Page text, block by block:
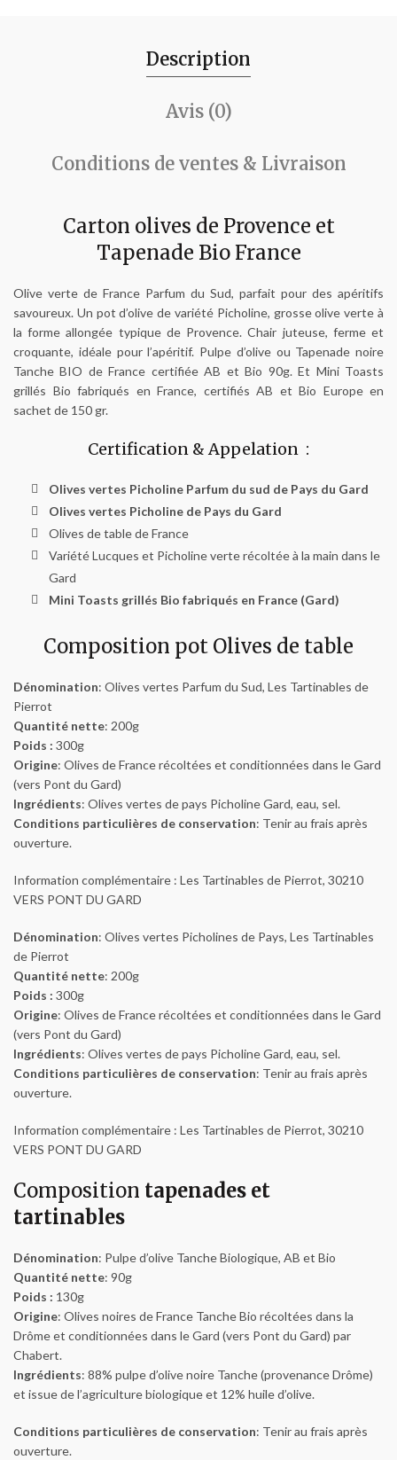
Description
Avis (0)
Conditions de ventes & Livraison
Carton olives de Provence et
Tapenade Bio France
Olive verte de France Parfum du Sud, parfait pour des apéritifs
savoureux. Un pot d’olive de variété Picholine, grosse olive verte à
la forme allongée typique de Provence. Chair juteuse, ferme et
croquante, idéale pour l’apéritif. Pulpe d’olive ou Tapenade noire
Tanche BIO de France certifiée AB et Bio 90g. Et Mini Toasts
grillés Bio fabriqués en France, certifiés AB et Bio Europe en
sachet de 150 gr.
Certification & Appelation :
Olives vertes Picholine Parfum du sud de Pays du Gard
Olives vertes Picholine de Pays du Gard
Olives de table de France
Variété Lucques et Picholine verte récoltée à la main dans le
Gard
Mini Toasts grillés Bio fabriqués en France (Gard)
Composition pot Olives de table
Dénomination: Olives vertes Parfum du Sud, Les Tartinables de
Pierrot
Quantité nette: 200g
Poids : 300g
Origine: Olives de France récoltées et conditionnées dans le Gard
(vers Pont du Gard)
Ingrédients: Olives vertes de pays Picholine Gard, eau, sel.
Conditions particulières de conservation: Tenir au frais après
ouverture.
Information complémentaire : Les Tartinables de Pierrot, 30210
VERS PONT DU GARD
Dénomination: Olives vertes Picholines de Pays, Les Tartinables
de Pierrot
Quantité nette: 200g
Poids : 300g
Origine: Olives de France récoltées et conditionnées dans le Gard
(vers Pont du Gard)
Ingrédients: Olives vertes de pays Picholine Gard, eau, sel.
Conditions particulières de conservation: Tenir au frais après
ouverture.
Information complémentaire : Les Tartinables de Pierrot, 30210
VERS PONT DU GARD
Composition tapenades et
tartinables
Dénomination: Pulpe d’olive Tanche Biologique, AB et Bio
Quantité nette: 90g
Poids : 130g
Origine: Olives noires de France Tanche Bio récoltées dans la
Drôme et conditionnées dans le Gard (vers Pont du Gard) par
Chabert.
Ingrédients: 88% pulpe d’olive noire Tanche (provenance Drôme)
et issue de l’agriculture biologique et 12% huile d’olive.
Conditions particulières de conservation: Tenir au frais après
ouverture.